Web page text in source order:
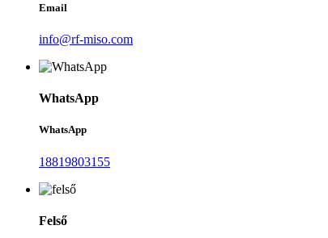
Email
info@rf-miso.com
WhatsApp
WhatsApp
18819803155
Felső